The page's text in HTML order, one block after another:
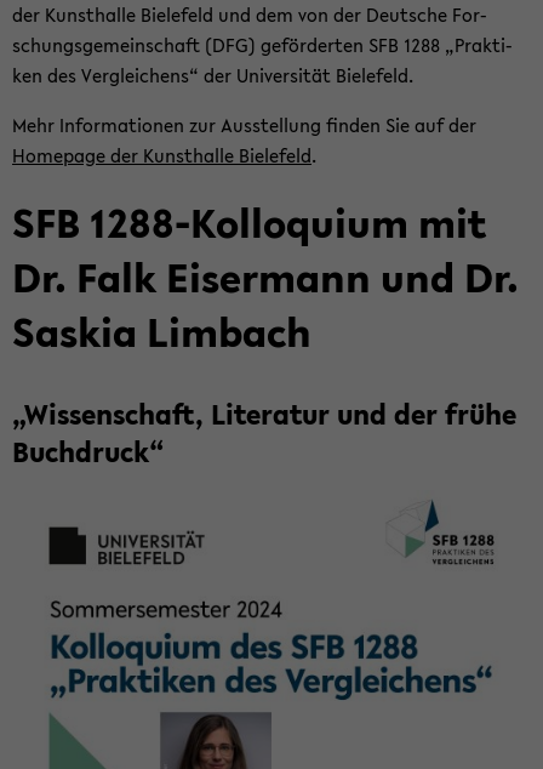
der Kunst­hal­le Bie­le­feld und dem von der Deut­sche For­
schungs­ge­mein­schaft (DFG) ge­för­der­ten SFB 1288 „Prak­ti­
ken des Ver­glei­chens“ der Uni­ver­si­tät Bie­le­feld.
Mehr In­for­ma­tio­nen zur Aus­stel­lung fin­den Sie auf der
Home­page der Kunst­hal­le Bie­le­feld.
SFB 1288-​Kolloquium mit
Dr. Falk Eis­er­mann und Dr.
Sas­kia Lim­bach
„Wis­sen­schaft, Li­te­ra­tur und der frühe
Buch­druck“